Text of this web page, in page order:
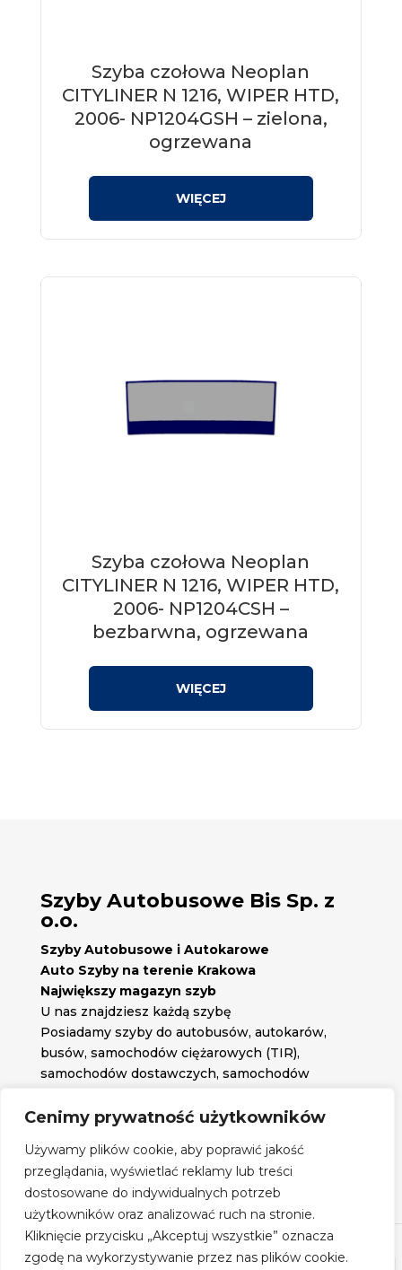
Cenimy prywatność użytkowników
Używamy plików cookie, aby poprawić jakość
przeglądania, wyświetlać reklamy lub treści
dostosowane do indywidualnych potrzeb
użytkowników oraz analizować ruch na stronie.
Kliknięcie przycisku „Akceptuj wszystkie” oznacza
zgodę na wykorzystywanie przez nas plików cookie.
Szyba czołowa Neoplan
CITYLINER N 1216, WIPER HTD,
2006- NP1204GSH – zielona,
ogrzewana
Szyba czołowa Neoplan
CITYLINER N 1216, WIPER HTD,
2006- NP1204CSH –
bezbarwna, ogrzewana
Szyby Autobusowe Bis Sp. z
o.o.
Szyby Autobusowe i Autokarowe
Auto Szyby na terenie Krakowa
Największy magazyn szyb
U nas znajdziesz każdą szybę
Posiadamy szyby do autobusów, autokarów,
busów, samochodów ciężarowych (TIR),
samochodów dostawczych, samochodów
potrzebujesz.
Znajdź nas na: 
Obserwuj nas na:
Regulamin zakupów
Szyby Autobusowe- 2026| Realizacja: www.woh.group